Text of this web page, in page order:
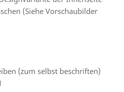
(Siehe Vorschaubilder
(zum selbst beschriften)